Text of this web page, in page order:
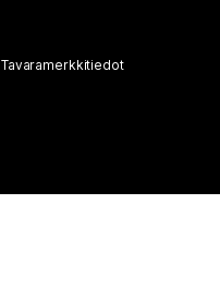
Tavaramerkkitiedot